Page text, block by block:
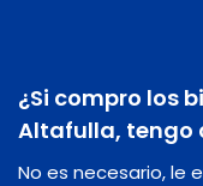
¿Si compro los
Altafulla, tengo
No es necesario, le